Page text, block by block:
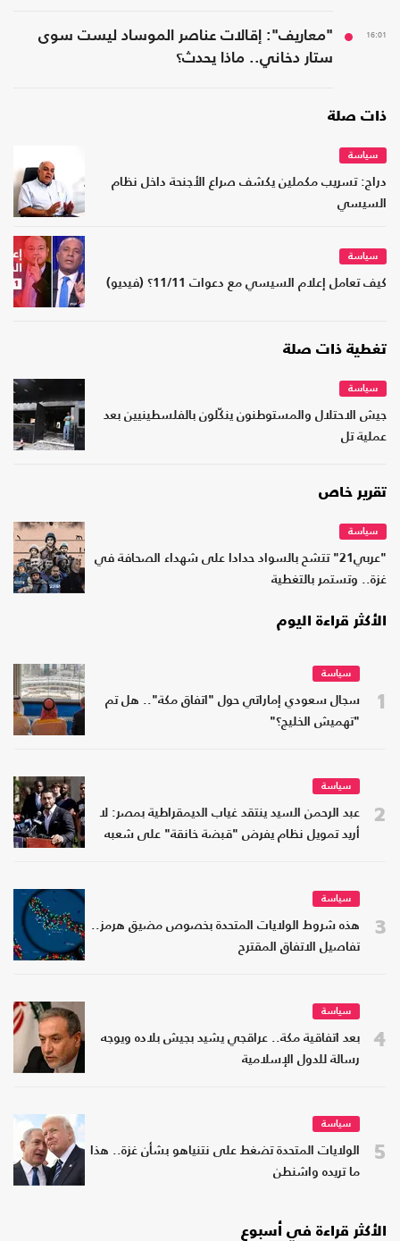
16:01
"معاريف": إقالات عناصر الموساد ليست سوى
ستار دخاني.. ماذا يحدث؟
ذات صلة
سياسة
دراج: تسريب مكملين يكشف صراع الأجنحة داخل نظام
السيسي
سياسة
كيف تعامل إعلام السيسي مع دعوات 11/11؟ (فيديو)
تغطية ذات صلة
سياسة
جيش الاحتلال والمستوطنون ينكّلون بالفلسطينيين بعد
عملية تل
تقرير خاص
سياسة
"عربي21" تتشح بالسواد حدادا على شهداء الصحافة في
غزة.. وتستمر بالتغطية
الأكثر قراءة اليوم
1
سياسة
سجال سعودي إماراتي حول "اتفاق مكة".. هل تم
"تهميش الخليج؟"
2
سياسة
عبد الرحمن السيد ينتقد غياب الديمقراطية بمصر: لا
أريد تمويل نظام يفرض "قبضة خانقة" على شعبه
3
سياسة
هذه شروط الولايات المتحدة بخصوص مضيق هرمز..
تفاصيل الاتفاق المقترح
4
سياسة
بعد اتفاقية مكة.. عراقجي يشيد بجيش بلاده ويوجه
رسالة للدول الإسلامية
5
سياسة
الولايات المتحدة تضغط على نتنياهو بشأن غزة.. هذا
ما تريده واشنطن
الأكثر قراءة في أسبوع